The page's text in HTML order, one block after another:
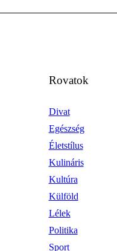
Rovatok
Divat
Egészség
Életstílus
Kulináris
Kultúra
Külföld
Lélek
Politika
Sport